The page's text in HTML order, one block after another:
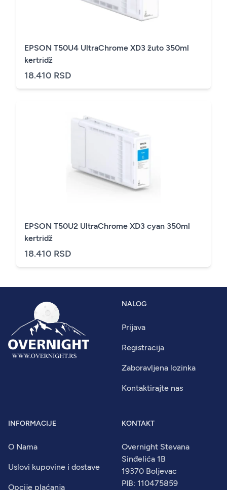
EPSON T50U4 UltraChrome XD3 žuto 350ml
kertridž
18.410 RSD
EPSON T50U2 UltraChrome XD3 cyan 350ml
kertridž
18.410 RSD
NALOG
Prijava
Registracija
Zaboravljena lozinka
Kontaktirajte nas
INFORMACIJE
O Nama
Uslovi kupovine i dostave
Opcije plaćanja
KONTAKT
Overnight Stevana
Sinđelića 1B
19370 Boljevac
PIB: 110475859